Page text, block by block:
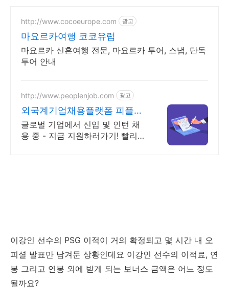
http://www.cocoeurope.com 광고
마요르카여행 코코유럽
마요르카 신혼여행 전문, 마요르카 투어, 스냅, 단독
투어 안내
http://www.peoplenjob.com 광고
외국계기업채용플랫폼 피플앤
잡 외국계기업 취업은 피플앤
잡
글로벌 기업에서 신입 및 인턴 채
용 중 - 지금 지원하러가기! 빨리
이강인 선수의 PSG 이적이 거의 확정되고 몇 시간 내 오
피셜 발표만 남겨둔 상황인데요 이강인 선수의 이적료, 연
봉 그리고 연봉 외에 받게 되는 보너스 금액은 어느 정도
될까요?